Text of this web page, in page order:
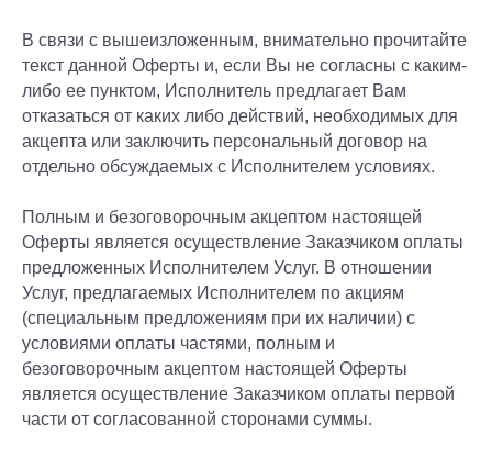
В связи с вышеизложенным, внимательно прочитайте
текст данной Оферты и, если Вы не согласны с каким-
либо ее пунктом, Исполнитель предлагает Вам
отказаться от каких либо действий, необходимых для
акцепта или заключить персональный договор на
отдельно обсуждаемых с Исполнителем условиях.
Полным и безоговорочным акцептом настоящей
Оферты является осуществление Заказчиком оплаты
предложенных Исполнителем Услуг. В отношении
Услуг, предлагаемых Исполнителем по акциям
(специальным предложениям при их наличии) с
условиями оплаты частями, полным и
безоговорочным акцептом настоящей Оферты
является осуществление Заказчиком оплаты первой
части от согласованной сторонами суммы.